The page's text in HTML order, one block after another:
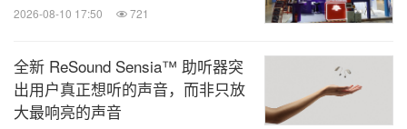
2026-08-10 17:50 721
全新 ReSound Sensia™ 助听器突
出用户真正想听的声音，而非只放
大最响亮的声音